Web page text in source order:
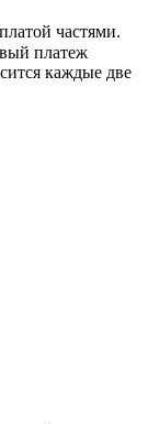
частями.
платеж
каждые две